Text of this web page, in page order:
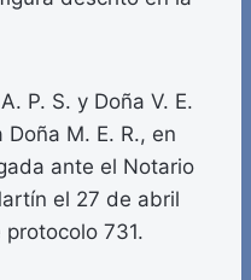
P. S. y Doña V. E.
M. E. R., en
ante el Notario
el 27 de abril
731.